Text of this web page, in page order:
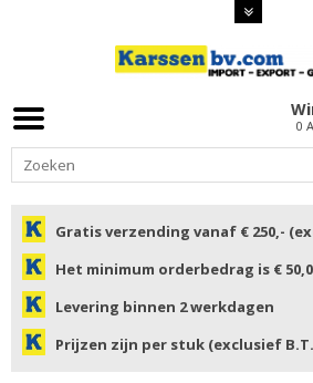
0
Gratis verzending vanaf € 250,-
Het minimum orderbedrag is €
Levering binnen 2 werkdagen
Prijzen zijn per stuk (exclusief